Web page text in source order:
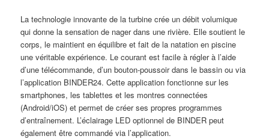
La technologie innovante de la turbine crée un débit volumique
qui donne la sensation de nager dans une rivière. Elle soutient le
corps, le maintient en équilibre et fait de la natation en piscine
une véritable expérience. Le courant est facile à régler à l’aide
d’une télécommande, d’un bouton-poussoir dans le bassin ou via
l’application BINDER24. Cette application fonctionne sur les
smartphones, les tablettes et les montres connectées
(Android/iOS) et permet de créer ses propres programmes
d’entraînement. L’éclairage LED optionnel de BINDER peut
également être commandé via l’application.